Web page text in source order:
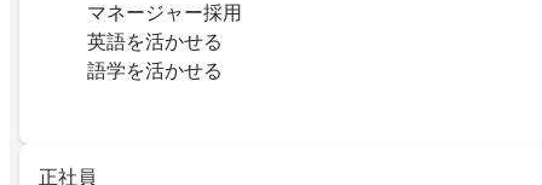
マネージャー採用
英語を活かせる
語学を活かせる
正社員